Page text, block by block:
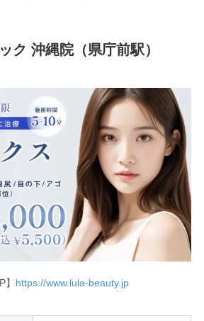
ク 沖縄院（県庁前駅）
】 https://www.lula-beauty.jp